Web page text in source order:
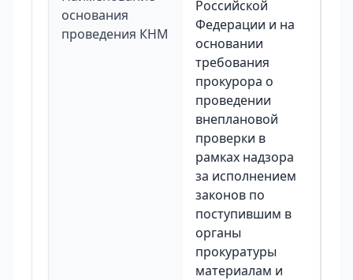
основания
проведения КНМ
Российской
Федерации и на
основании
требования
прокурора о
проведении
внеплановой
проверки в
рамках надзора
за исполнением
законов по
поступившим в
органы
прокуратуры
материалам и